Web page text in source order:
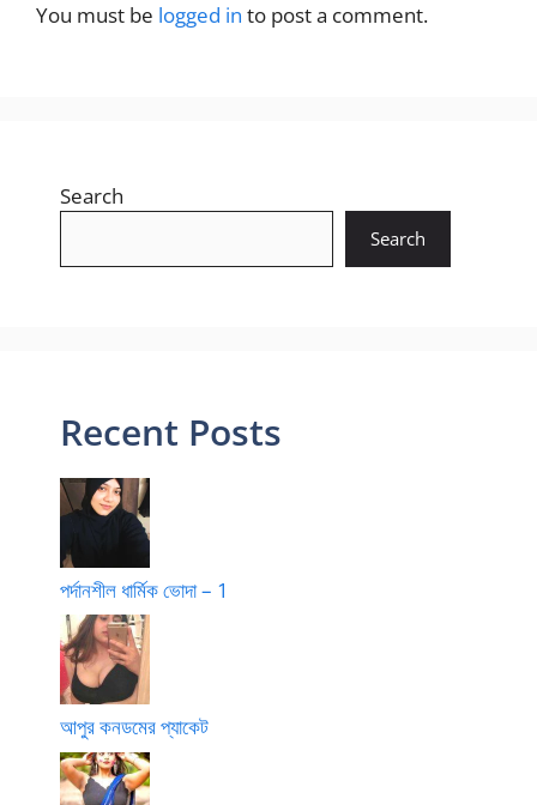
You must be logged in to post a comment.
Search
Search
Recent Posts
পর্দানশীল ধার্মিক ভোদা – 1
আপুর কনডমের প্যাকেট